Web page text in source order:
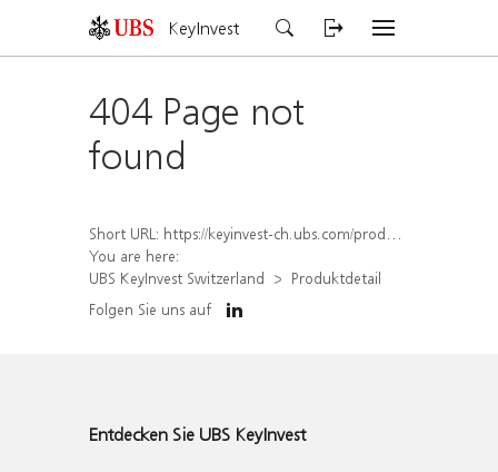
KeyInvest
404 Page not
found
Short URL: https://keyinvest-ch.ubs.com/produkt/detail/index/isin/CH1567413708
You are here:
UBS KeyInvest Switzerland
Produktdetail
Folgen Sie uns auf
Entdecken Sie UBS KeyInvest